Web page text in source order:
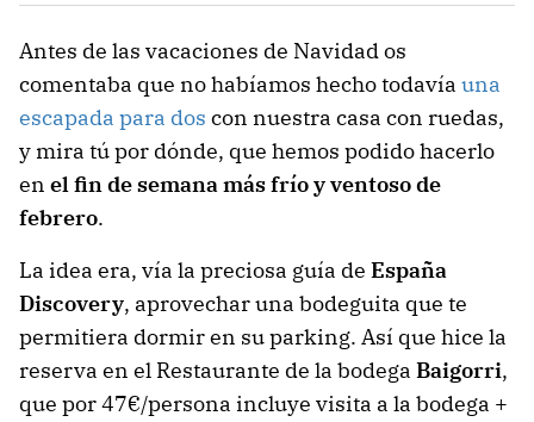
Antes de las vacaciones de Navidad os
comentaba que no habíamos hecho todavía una
escapada para dos con nuestra casa con ruedas,
y mira tú por dónde, que hemos podido hacerlo
en el fin de semana más frío y ventoso de
febrero.
La idea era, vía la preciosa guía de España
Discovery, aprovechar una bodeguita que te
permitiera dormir en su parking. Así que hice la
reserva en el Restaurante de la bodega Baigorri,
que por 47€/persona incluye visita a la bodega +